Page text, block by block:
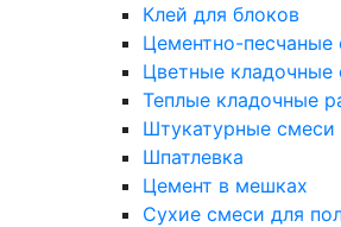
Клей для блоков
Цементно-песчаные
Цветные кладочные
Теплые кладочные
Штукатурные смеси
Шпатлевка
Цемент в мешках
Сухие смеси для